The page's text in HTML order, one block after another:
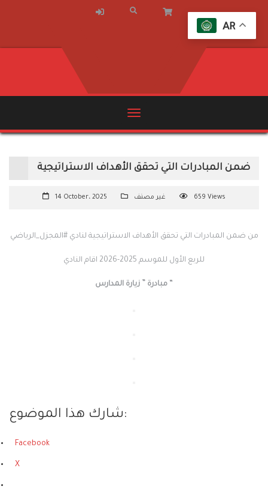
ضمن المبادرات التي تحقق الأهداف الاستراتيجية
14 October، 2025 غير مصنف 659 Views
من ضمن المبادرات التي تحقق الأهداف الاستراتيجية لنادي #المجزل_الرياضي
للربع الأول للموسم 2025-2026 اقام النادي
شارك هذا الموضوع:
Facebook
X
AR